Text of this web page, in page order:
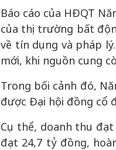
Báo cáo của HĐQT
của thị trường bất
về tín dụng và pháp
mới, khi nguồn cung
Trong bối cảnh đó,
được Đại hội đồng cổ
Cụ thể, doanh thu
đạt 24,7 tỷ đồng,